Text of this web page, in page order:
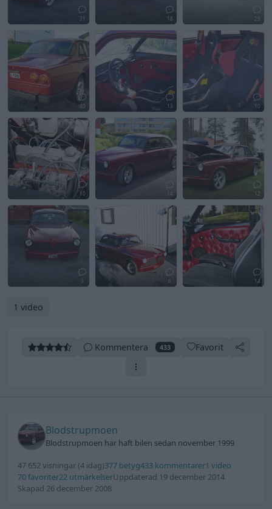
31 18 29
40 13 10
10 14 12
3 6 14
1 video
Kommentera 433 Favorit
Blodstrupmoen
Blodstrupmoen har haft bilen sedan november 1999
47 652 visningar (4 idag)377 betyg433 kommentarer1 video
70 favoriter22 utmärkelserUppdaterad 19 december 2014
Skapad 26 december 2008